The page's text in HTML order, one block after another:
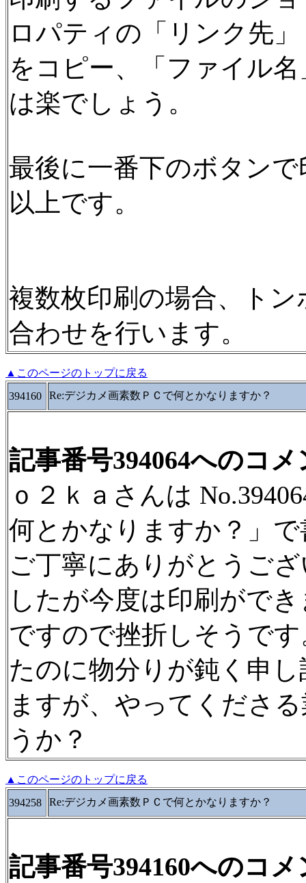
ロパティの「リンク先」
をコピー、「ファイル
は楽でしょう。
最後に一番下のボタンで
以上です。
複数枚印刷の場合、ト
合わせを行います。
▲このページのトップに戻る
394160
Re:デジカメ画素数ＰＣで何とかなりますか？
記事番号394064へのコメ
ｏ２ｋａさんは
何とかなりますか？」
ご丁寧にありがとうご
したが今度は印刷がで
ですので挫折しそうで
たのに物分りが鈍く申
ますが、やってくださ
うか？
▲このページのトップに戻る
394258
Re:デジカメ画素数ＰＣで何とかなりますか？
記事番号394160へのコメ